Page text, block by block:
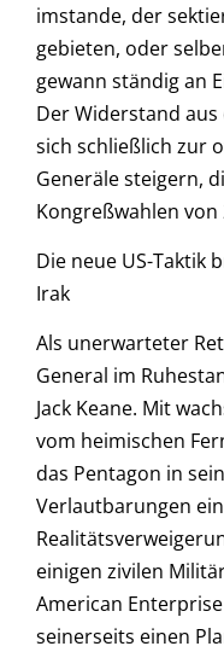
imstande, der
gebieten, oder
gewann ständig an
Der Widerstand
sich schließlich zur
Generäle steigern,
Kongreßwahlen von
Die neue US-Taktik
Irak
Als unerwarteter
General im
Jack Keane. Mit
vom heimischen
das Pentagon in
Verlautbarungen
einigen zivilen
American
seinerseits einen